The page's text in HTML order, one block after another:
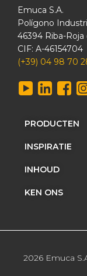
Emuca S.A.
Polígono
46394 Riba-Roja
CIF: A-46154704
(+39) 04 98 70
PRODUCTEN
INSPIRATIE
INHOUD
KEN ONS
2026 Emuca